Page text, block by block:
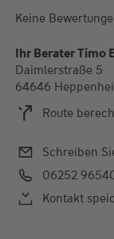
Keine
Ihr Berater Timo
Daimlerstraße 5
64646
Route
Schreiben
06252
Kontakt